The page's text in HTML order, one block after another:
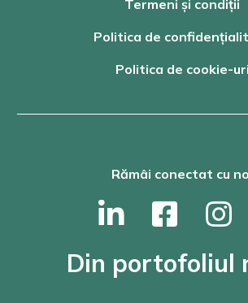
Termeni și condiții
Politica de
Politica de cookie-uri
Rămâi conectat cu
Din portofoliul